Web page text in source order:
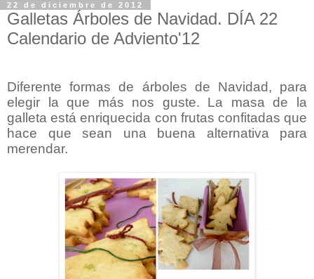
22 de diciembre de 2012
Galletas Árboles de Navidad. DÍA 22
Calendario de Adviento'12
Diferente formas de árboles de Navidad, para
elegir la que más nos guste. La masa de la
galleta está enriquecida con frutas confitadas que
hace que sean una buena alternativa para
merendar.